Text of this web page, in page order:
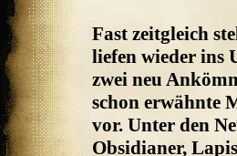
Fast zeitgleich
liefen wieder ins
zwei neu
schon erwähnte
vor. Unter den
Obsidianer,